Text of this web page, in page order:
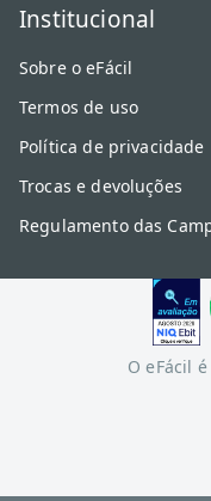
Institucional
Sobre o eFácil
Termos de uso
Política de privacidade
Trocas e devoluções
Regulamento das
O eFácil